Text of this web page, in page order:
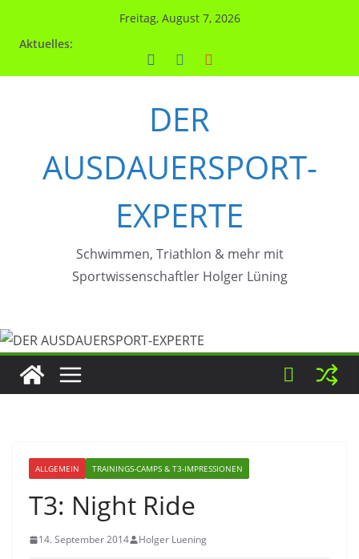
Freitag, August 7, 2026
Aktuelles:
DER
AUSDAUERSPORT-
EXPERTE
Schwimmen, Triathlon & mehr mit
Sportwissenschaftler Holger Lüning
ALLGEMEIN TRAININGS-CAMPS & T3-IMPRESSIONEN
T3: Night Ride
14. September 2014 Holger Luening